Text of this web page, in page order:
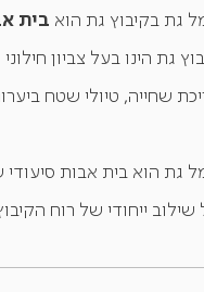
גת בקיבוץ גת הוא בית
שחייה, טיולי שטח
גת הוא בית אבות סיעודי
שילוב ייחודי של רוח